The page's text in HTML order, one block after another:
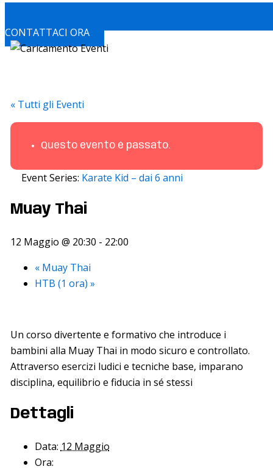
CONTATTACI ORA
« Tutti gli Eventi
Questo evento è passato.
Event Series: Karate Kid – dai 6 anni
Muay Thai
12 Maggio @ 20:30 - 22:00
«Muay Thai
HTB (1 ora) »
Un corso divertente e formativo che introduce i
bambini alla Muay Thai in modo sicuro e controllato.
Attraverso esercizi ludici e tecniche base, imparano
disciplina, equilibrio e fiducia in sé stessi
Dettagli
Data: 12 Maggio
Ora: